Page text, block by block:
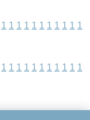
1 1 1 1 1 1 1 1 1 1 1
1 1 1 1 1 1 1 1 1 1 1